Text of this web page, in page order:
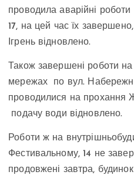
проводила аварійні
17, на цей час їх
Ігрень відновлено.
Також завершені роботи
мережах по вул.
проводилися на прохання
подачу води відновлено.
Роботи ж на
Фестивальному, 14 не
продовжені завтра,